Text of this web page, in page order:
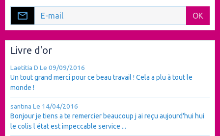
OK
Livre d'or
Laetitia D Le 09/09/2016
Un tout grand merci pour ce beau travail ! Cela a plu à tout le
monde !
santina Le 14/04/2016
Bonjour je tiens a te remercier beaucoup j ai reçu aujourd'hui hui
le colis l état est impeccable service ...